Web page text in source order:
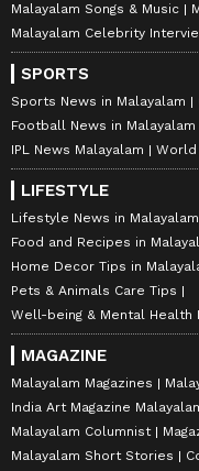
Malayalam Songs & Music
Malayalam Celebrity
SPORTS
Sports News in Malayalam
Football News in Malayalam
IPL News Malayalam
World
LIFESTYLE
Lifestyle News in Malayalam
Food and Recipes in
Home Decor Tips in
Pets & Animals Care Tips
Well-being & Mental Health
MAGAZINE
Malayalam Magazines
India Art Magazine
Malayalam Columnist
Malayalam Short Stories